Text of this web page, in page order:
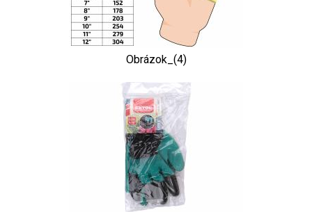
Obrázok_(4)